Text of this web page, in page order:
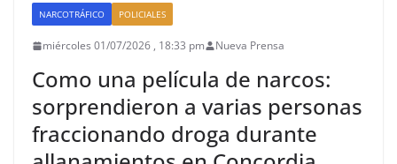
NARCOTRÁFICO POLICIALES
miércoles 01/07/2026 , 18:33 pm Nueva Prensa
Como una película de narcos:
sorprendieron a varias personas
fraccionando droga durante